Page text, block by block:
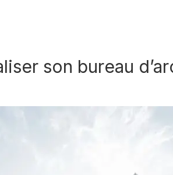
son bureau